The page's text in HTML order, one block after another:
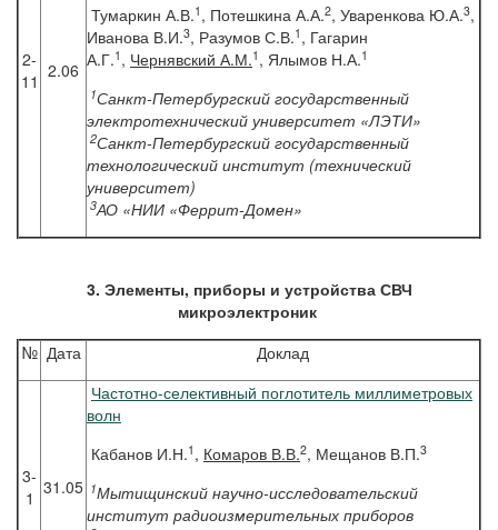
2-
11 2.06
Тумаркин А.В.1 , Потешкина А.А.2, Уваренкова Ю.А.3,
Иванова В.И.3, Разумов С.В.1 , Гагарин
А.Г.1 , Чернявский А.М.1 , Ялымов Н.А.1
1Санкт-Петербургский государственный
электротехнический университет «ЛЭТИ»
2Санкт-Петербургский государственный
технологический институт (технический
университет)
3АО «НИИ «Феррит-Домен»
3. Элементы, приборы и устройства СВЧ
микроэлектроник
№ Дата Доклад
3-
1 31.05
Частотно-селективный поглотитель миллиметровых
волн
Кабанов И.Н.1 , Комаров В.В.2, Мещанов В.П.3
1Мытищинский научно-исследовательский
институт радиоизмерительных приборов